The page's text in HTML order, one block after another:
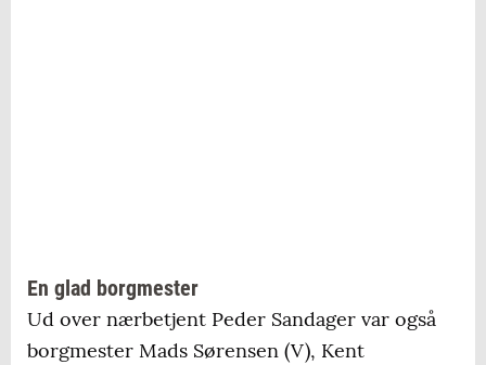
En glad borgmester
Ud over nærbetjent Peder Sandager var også
borgmester Mads Sørensen (V), Kent